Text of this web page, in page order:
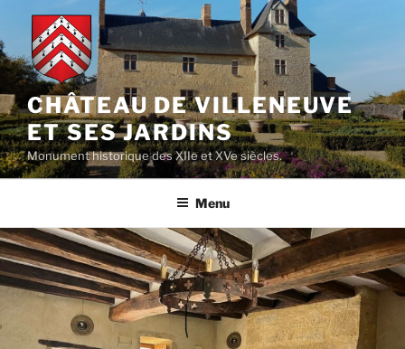
contenu
principal
CHÂTEAU DE VILLENEUVE
ET SES JARDINS
Monument historique des XIIe et XVe siècles.
Menu